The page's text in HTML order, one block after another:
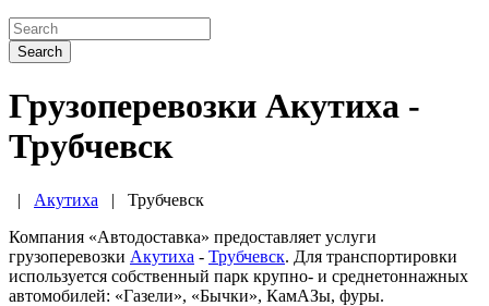
Search
Грузоперевозки Акутиха -
Трубчевск
| Акутиха | Трубчевск
Компания «Автодоставка» предоставляет услуги
грузоперевозки Акутиха - Трубчевск. Для транспортировки
используется собственный парк крупно- и среднетоннажных
автомобилей: «Газели», «Бычки», КамАЗы, фуры.